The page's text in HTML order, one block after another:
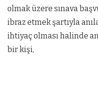
olmak üzere sınava
ibraz etmek şartıyla
ihtiyaç olması halinde
bir kişi,